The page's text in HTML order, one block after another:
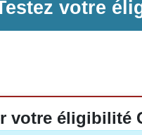
votre
votre éligibilité